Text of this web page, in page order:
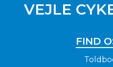
VEJLE
FIND